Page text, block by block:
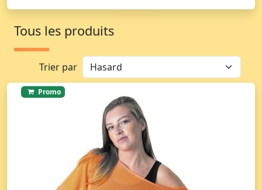
Tous les produits
Trier par
Promo